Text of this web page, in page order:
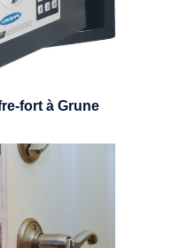
de coffre.
fort à Grune
mesure de
un cylindre
ou à 3